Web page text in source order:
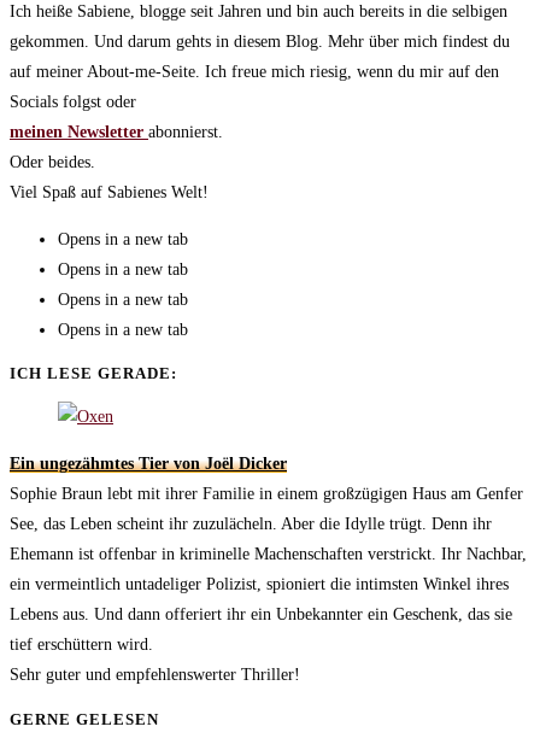
Ich heiße Sabiene, blogge seit Jahren und bin auch bereits in die selbigen
gekommen. Und darum gehts in diesem Blog. Mehr über mich findest du
auf meiner About-me-Seite. Ich freue mich riesig, wenn du mir auf den
Socials folgst oder
meinen Newsletter abonnierst.
Oder beides.
Viel Spaß auf Sabienes Welt!
Opens in a new tab
Opens in a new tab
Opens in a new tab
Opens in a new tab
ICH LESE GERADE:
Ein ungezähmtes Tier von Joël Dicker
Sophie Braun lebt mit ihrer Familie in einem großzügigen Haus am Genfer
See, das Leben scheint ihr zuzulächeln. Aber die Idylle trügt. Denn ihr
Ehemann ist offenbar in kriminelle Machenschaften verstrickt. Ihr Nachbar,
ein vermeintlich untadeliger Polizist, spioniert die intimsten Winkel ihres
Lebens aus. Und dann offeriert ihr ein Unbekannter ein Geschenk, das sie
tief erschüttern wird.
Sehr guter und empfehlenswerter Thriller!
GERNE GELESEN